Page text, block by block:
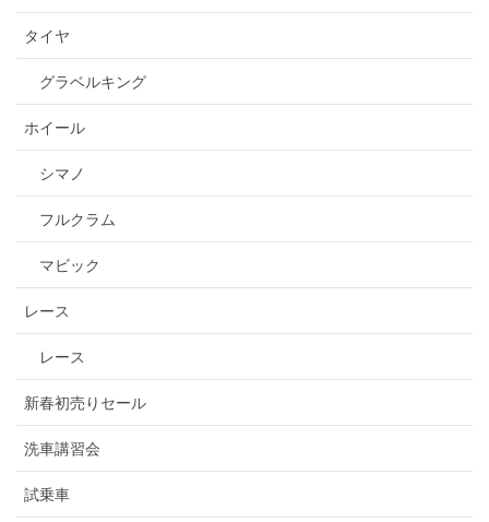
タイヤ
グラベルキング
ホイール
シマノ
フルクラム
マビック
レース
レース
新春初売りセール
洗車講習会
試乗車